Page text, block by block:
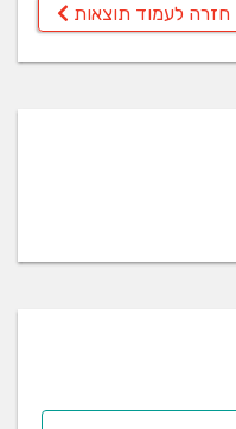
חזרה לעמוד תוצאות